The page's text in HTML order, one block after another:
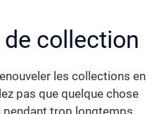
collection
les collections en
pas que quelque chose